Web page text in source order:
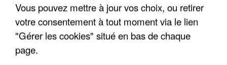
Vous pouvez mettre à jour vos choix, ou retirer
votre consentement à tout moment via le lien
"Gérer les cookies" situé en bas de chaque
page.